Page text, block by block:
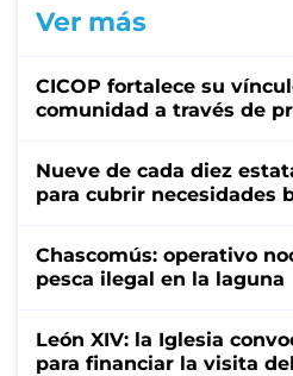
Ver más
CICOP fortalece su
comunidad a través de
Nueve de cada diez
para cubrir necesidades
Chascomús: operativo
pesca ilegal en la laguna
León XIV: la Iglesia
para financiar la visita